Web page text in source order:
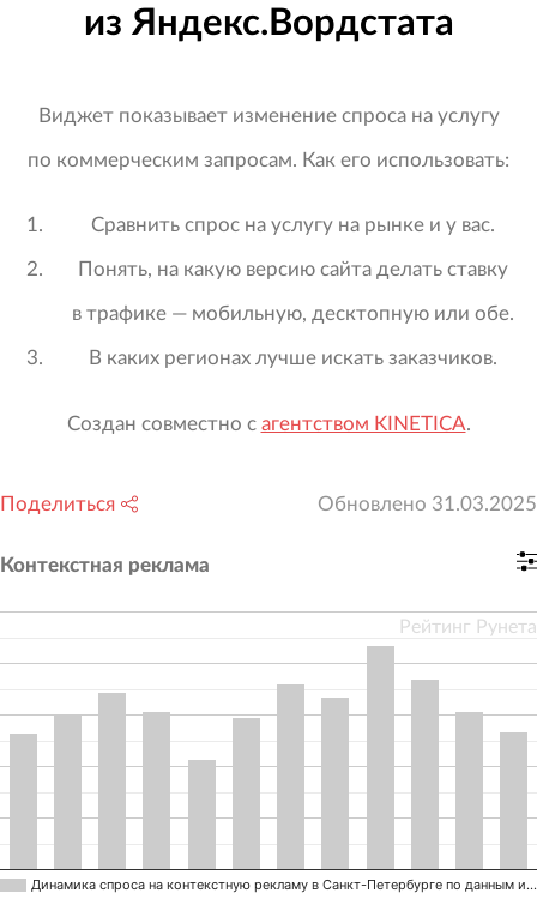
из Яндекс.Вордстата
Виджет показывает изменение спроса на услугу
по коммерческим запросам. Как его использовать:
Сравнить спрос на услугу на рынке и у вас.
Понять, на какую версию сайта делать ставку
в трафике — мобильную, десктопную или обе.
В каких регионах лучше искать заказчиков.
Создан совместно с агентством KINETICA.
Поделиться Обновлено 31.03.2025
Контекстная реклама
Динамика спроса на контекстную рекламу в Санкт-Петербурге по данным и…
Рейтинг Рунета